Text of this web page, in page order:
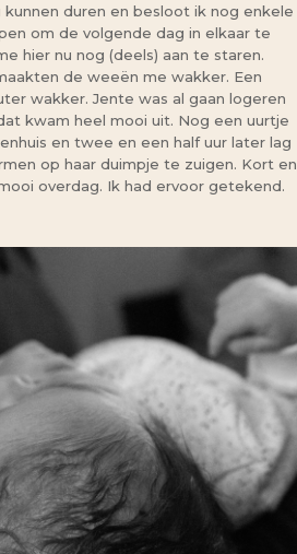
duren en besloot ik nog enkele
om de volgende dag in elkaar te
hier nu nog (deels) aan te staren.
de weeën me wakker. Een
wakker. Jente was al gaan logeren
kwam heel mooi uit. Nog een uurtje
en twee en een half uur later lag
op haar duimpje te zuigen. Kort en
overdag. Ik had ervoor getekend.